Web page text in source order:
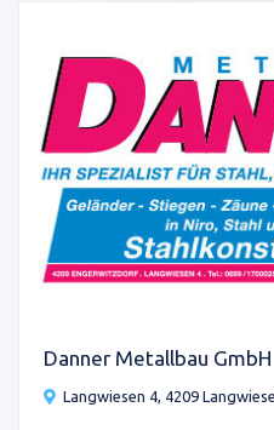
Danner Metallbau GmbH
Langwiesen 4, 4209